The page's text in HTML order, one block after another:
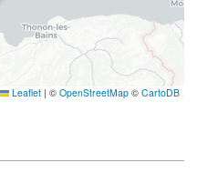
Leaflet | © OpenStreetMap © CartoDB